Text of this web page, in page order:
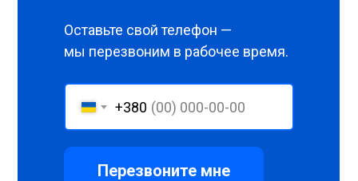
+380
Перезвоните мне
Оставьте свой телефон —
мы перезвоним в рабочее время.